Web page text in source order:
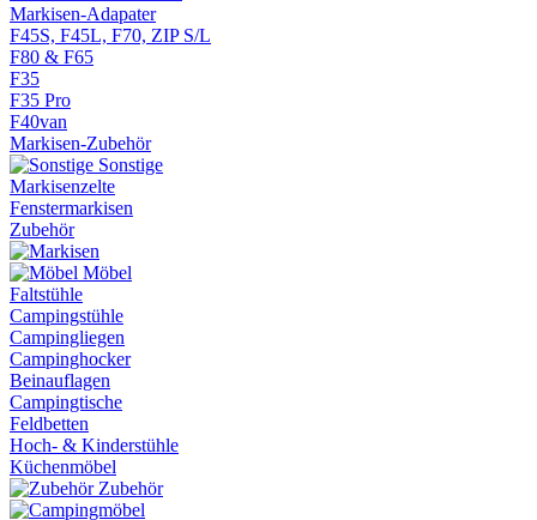
Markisen-Adapater
F45S, F45L, F70, ZIP S/L
F80 & F65
F35
F35 Pro
F40van
Markisen-Zubehör
Sonstige
Markisenzelte
Fenstermarkisen
Zubehör
Möbel
Faltstühle
Campingstühle
Campingliegen
Campinghocker
Beinauflagen
Campingtische
Feldbetten
Hoch- & Kinderstühle
Küchenmöbel
Zubehör